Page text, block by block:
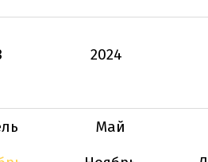
2024
Май